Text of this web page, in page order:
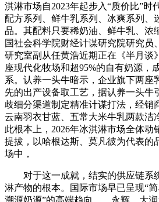
淇淋市场自2023年起步入“质价比”时
配方系列、鲜牛乳系列、冰爽系列、
品。其配料只要稀奶油、鲜牛乳、浓
国社会科学院财经计谋研究院研究员
研究室副从任黄浩近期正在《半月谈
座现代化牧场和超95%的自有奶源，
系。认养一头牛暗示，企业旗下两座
先的出产设备取工艺，据认养一头牛
歧细分渠道制定精准计谋打法，经销
云南羽衣甘蓝、五常大米牛乳两款洁
此根本上，2026年冰淇淋市场全体动
提拔，以哈根达斯、莫凡彼为代表的
场中，
对于这一成就，结实的供应链系
淋产物的根本。国际市场早已呈现“
溯源奶源”的高端趋向，、永辉、大